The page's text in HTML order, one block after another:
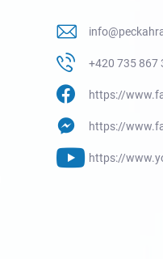
info@
+420 735 867
https://
https://
https://